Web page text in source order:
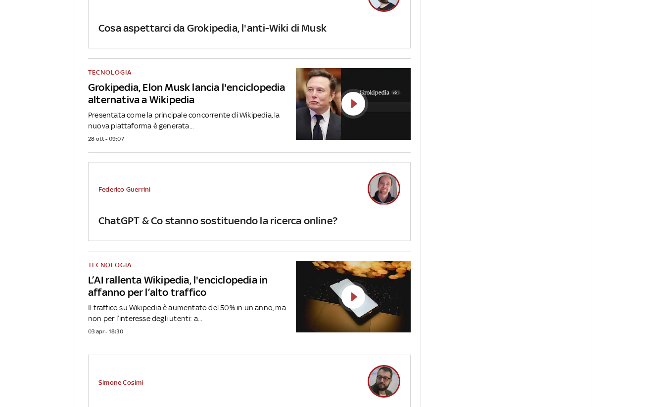
Cosa aspettarci da Grokipedia, l'anti-Wiki di Musk
Grokipedia, Elon Musk lancia l'enciclopedia
alternativa a Wikipedia
TECNOLOGIA
Presentata come la principale concorrente di Wikipedia, la
nuova piattaforma è generata...
28 ott - 09:07
ChatGPT & Co stanno sostituendo la ricerca online?
Federico Guerrini
L’AI rallenta Wikipedia, l'enciclopedia in
affanno per l’alto traffico
TECNOLOGIA
Il traffico su Wikipedia è aumentato del 50% in un anno, ma
non per l’interesse degli utenti: a...
03 apr - 18:30
Simone Cosimi